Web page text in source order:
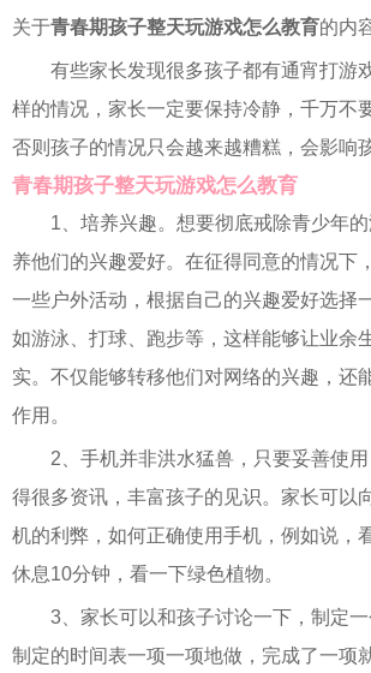
关于青春期孩子整天玩游戏怎么教育的内
有些家长发现很多孩子都有通宵打游
样的情况，家长一定要保持冷静，千万不
否则孩子的情况只会越来越糟糕，会影响
青春期孩子整天玩游戏怎么教育
1、培养兴趣。想要彻底戒除青少年
养他们的兴趣爱好。在征得同意的情况下
一些户外活动，根据自己的兴趣爱好选择
如游泳、打球、跑步等，这样能够让业余
实。不仅能够转移他们对网络的兴趣，还
作用。
2、手机并非洪水猛兽，只要妥善使
得很多资讯，丰富孩子的见识。家长可以
机的利弊，如何正确使用手机，例如说，
休息10分钟，看一下绿色植物。
3、家长可以和孩子讨论一下，制定
制定的时间表一项一项地做，完成了一项